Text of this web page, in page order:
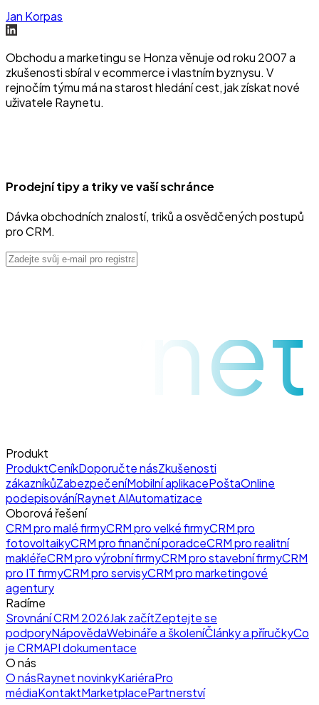
Jan Korpas
Obchodu a marketingu se Honza věnuje od roku 2007 a
zkušenosti sbíral v ecommerce i vlastním byznysu. V
rejnočím týmu má na starost hledání cest, jak získat nové
uživatele Raynetu.
Prodejní tipy a triky ve vaší schránce
Dávka obchodních znalostí, triků a osvědčených postupů
pro CRM.
raynet
Produkt
ProduktCeníkDoporučte násZkušenosti
zákazníkůZabezpečeníMobilní aplikacePoštaOnline
podepisováníRaynet AIAutomatizace
Oborová řešení
CRM pro malé firmyCRM pro velké firmyCRM pro
fotovoltaikyCRM pro finanční poradceCRM pro realitní
makléřeCRM pro výrobní firmyCRM pro stavební firmyCRM
pro IT firmyCRM pro servisyCRM pro marketingové
agentury
Radíme
Srovnání CRM 2026Jak začítZeptejte se
podporyNápovědaWebináře a školeníČlánky a příručkyCo
je CRMAPI dokumentace
O nás
O násRaynet novinkyKariéraPro
médiaKontaktMarketplacePartnerství